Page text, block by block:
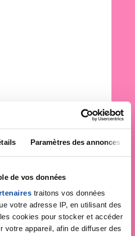
Paramètres des annonces
de vos données
traitons vos données
votre adresse IP, en utilisant des
cookies pour stocker et accéder
votre appareil, afin de diffuser des